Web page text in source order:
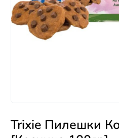
Trixie Пилешки